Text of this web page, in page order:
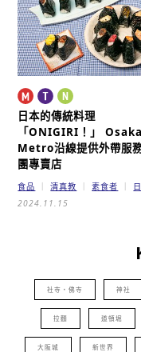
日本的傳統料理
「ONIGIRI！」
Osaka
Metro沿線提供外帶服
團專賣店
食品 清真教 素食者
2024.11.15
社寺・佛寺 神社
拉麵 道頓堀
大阪城 新世界